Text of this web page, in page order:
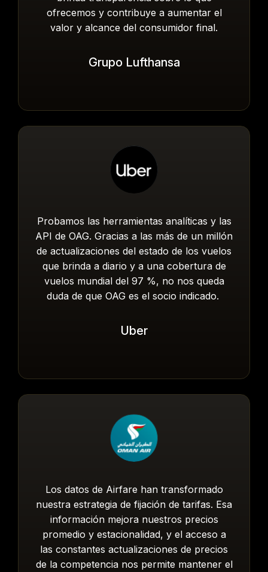
ofrecemos y contribuye a aumentar el
valor y alcance del consumidor final.
Grupo Lufthansa
Probamos las herramientas analíticas y las
API de OAG. Gracias a las más de un millón
de actualizaciones del estado de los vuelos
que brinda a diario y a una cobertura de
vuelos mundial del 97 %, no nos queda
duda de que OAG es el socio indicado.
Uber
Los datos de Airfare han transformado
nuestra estrategia de fijación de tarifas. Esa
información mejora nuestros precios
promedio y estacionalidad, y el acceso a
las constantes actualizaciones de precios
de la competencia nos permite mantener el